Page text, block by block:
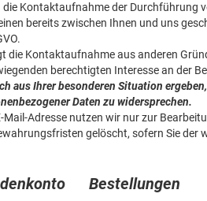
die Kontaktaufnahme der Durchführung
bereits zwischen Ihnen und uns
die Kontaktaufnahme aus anderen
berechtigten Interesse an der
aus Ihrer besonderen Situation
Daten zu widersprechen.
Mail-Adresse nutzen wir nur zur
gelöscht, sofern Sie der
Bestellungen